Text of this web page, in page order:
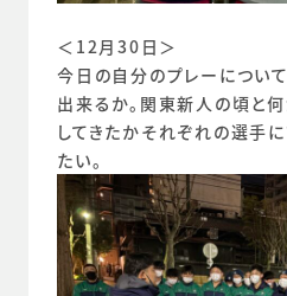
＜12月30日＞
今日の自分のプレーについ
出来るか。関東新人の頃と
してきたかそれぞれの選手
たい。